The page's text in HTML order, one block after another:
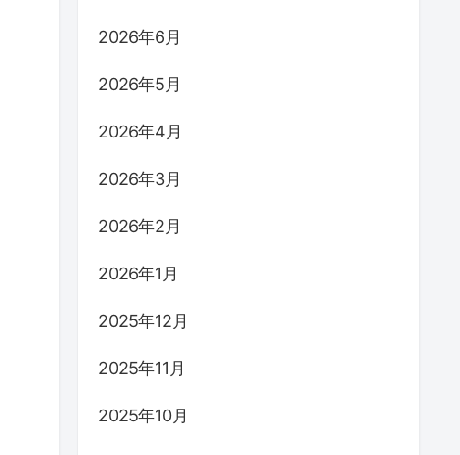
2026年6月
2026年5月
2026年4月
2026年3月
2026年2月
2026年1月
2025年12月
2025年11月
2025年10月